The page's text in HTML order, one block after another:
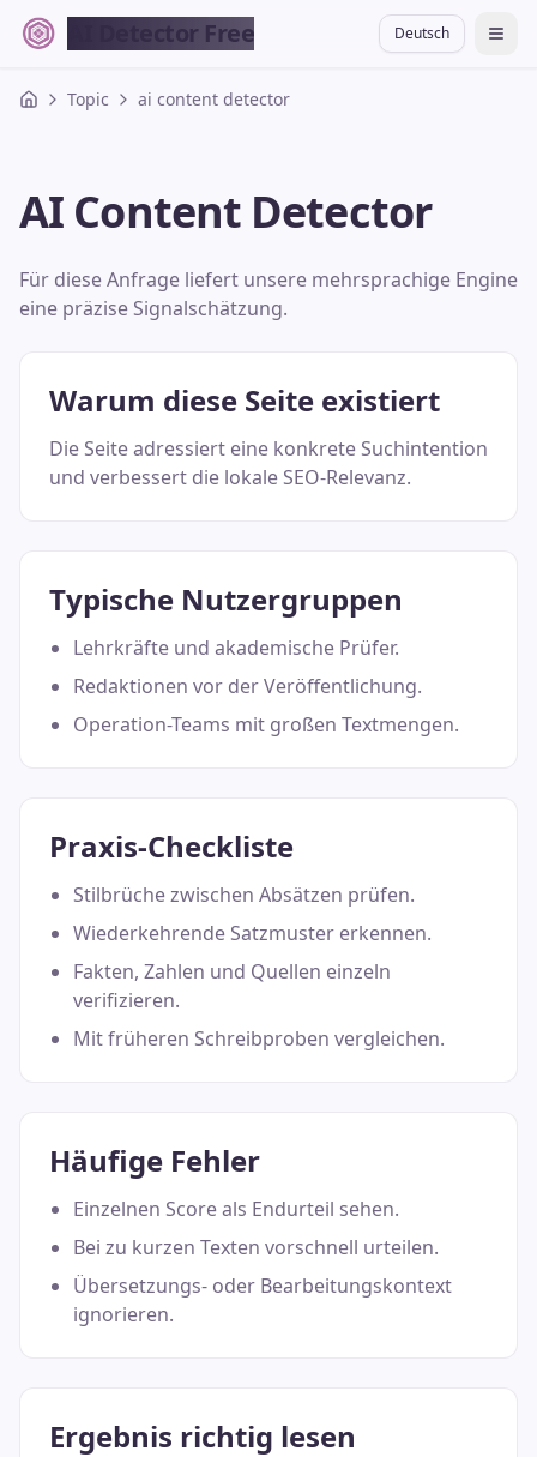
AI Detector Free Deutsch 切换
Topic ai content detector
AI Content Detector
Für diese Anfrage liefert unsere mehrsprachige Engine
eine präzise Signalschätzung.
Warum diese Seite existiert
Die Seite adressiert eine konkrete Suchintention
und verbessert die lokale SEO-Relevanz.
Typische Nutzergruppen
Lehrkräfte und akademische Prüfer.
Redaktionen vor der Veröffentlichung.
Operation-Teams mit großen Textmengen.
Praxis-Checkliste
Stilbrüche zwischen Absätzen prüfen.
Wiederkehrende Satzmuster erkennen.
Fakten, Zahlen und Quellen einzeln
verifizieren.
Mit früheren Schreibproben vergleichen.
Häufige Fehler
Einzelnen Score als Endurteil sehen.
Bei zu kurzen Texten vorschnell urteilen.
Übersetzungs- oder Bearbeitungskontext
ignorieren.
Ergebnis richtig lesen